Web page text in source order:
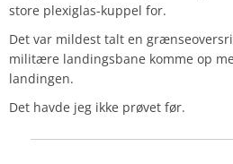
store plexiglas-kuppel for.
Det var mildest talt en
militære landingsbane komme op
landingen.
Det havde jeg ikke prøvet før.